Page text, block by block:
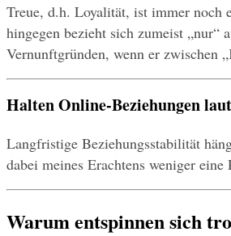
Treue, d.h. Loyalität, ist immer noch
hingegen bezieht sich zumeist „nur“
Vernunftgründen, wenn er zwischen
Halten Online-Beziehungen
Langfristige Beziehungsstabilität
dabei meines Erachtens weniger eine
Warum entspinnen sich